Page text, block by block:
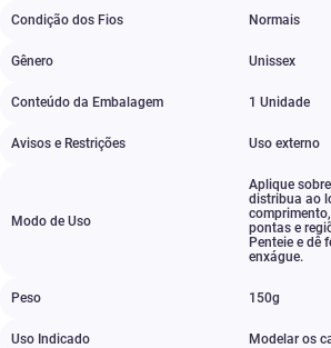
Condição dos Fios Normais
Gênero Unissex
Conteúdo da Embalagem 1 Unidade
Avisos e Restrições Uso externo
Modo de Uso
Aplique
distribua ao
comprimento,
pontas e
Penteie e dê
enxágue.
Peso 150g
Uso Indicado Modelar os